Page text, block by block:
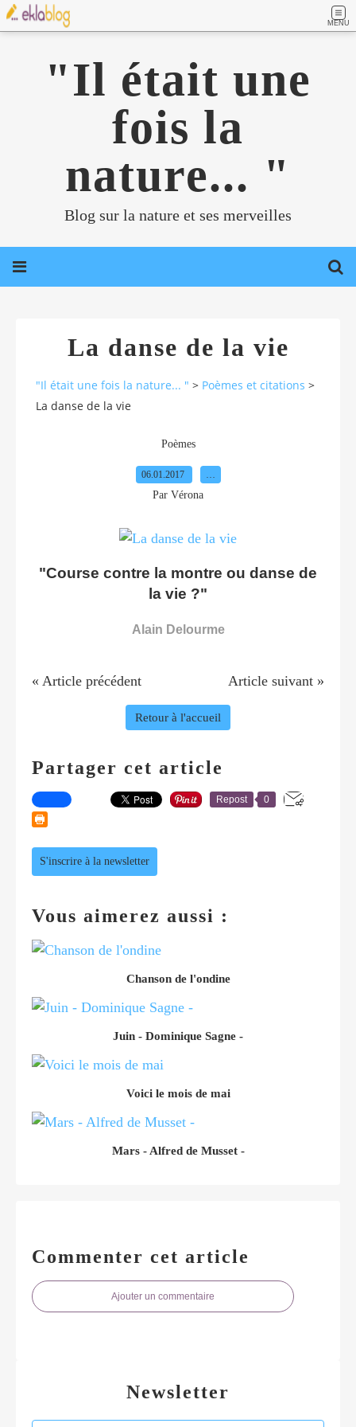
MENU
"Il était une
fois la
nature... "
Blog sur la nature et ses merveilles
La danse de la vie
"Il était une fois la nature... " > Poèmes et citations >
La danse de la vie
Poèmes
06.01.2017
Par Vérona
"Course contre la montre ou danse de
la vie ?"
Alain Delourme
« Article précédent Article suivant »
Retour à l'accueil
Partager cet article
Repost 0
S'inscrire à la newsletter
Vous aimerez aussi :
Chanson de l'ondine
Juin - Dominique Sagne -
Voici le mois de mai
Mars - Alfred de Musset -
Commenter cet article
Ajouter un commentaire
Newsletter